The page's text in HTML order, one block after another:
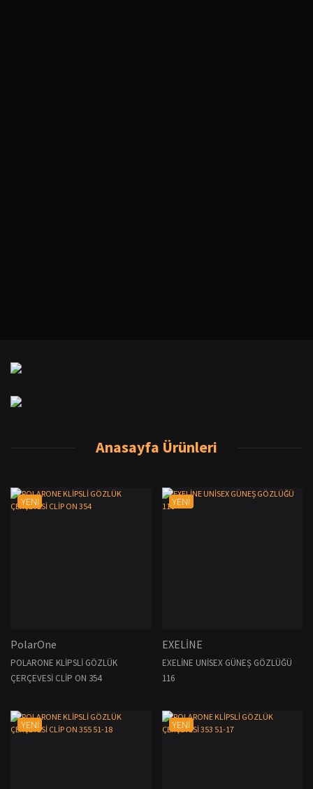
Anasayfa Ürünleri
YENİ
PolarOne
POLARONE KLİPSLİ GÖZLÜK
ÇERÇEVESİ CLİP ON 354
YENİ
EXELİNE
EXELİNE UNİSEX GÜNEŞ GÖZLÜĞÜ
116
YENİ YENİ